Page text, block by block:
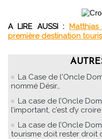
A LIRE AUSSI :
première destination
La Case de l'Oncle
nommé Désir…
La case de l’Oncle
l’important, c’est d’y croire
La case de l’Oncle
tourisme doit rester droit